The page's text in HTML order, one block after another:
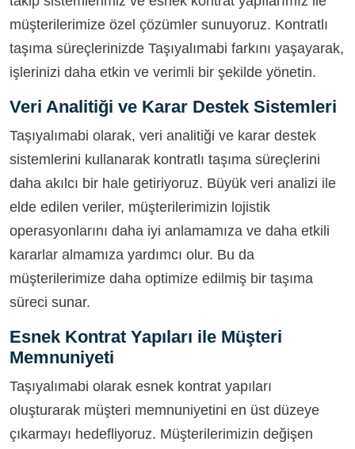
müşterilerimize özel çözümler sunuyoruz. Kontratlı
taşıma süreçlerinizde Taşıyalımabi farkını yaşayarak,
işlerinizi daha etkin ve verimli bir şekilde yönetin.
Veri Analitiği ve Karar Destek Sistemleri
Taşıyalımabi olarak, veri analitiği ve karar destek
sistemlerini kullanarak kontratlı taşıma süreçlerini
daha akılcı bir hale getiriyoruz. Büyük veri analizi ile
elde edilen veriler, müşterilerimizin lojistik
operasyonlarını daha iyi anlamamıza ve daha etkili
kararlar almamıza yardımcı olur. Bu da
müşterilerimize daha optimize edilmiş bir taşıma
süreci sunar.
Esnek Kontrat Yapıları ile Müşteri
Memnuniyeti
Taşıyalımabi olarak esnek kontrat yapıları
oluşturarak müşteri memnuniyetini en üst düzeye
çıkarmayı hedefliyoruz. Müşterilerimizin değişen